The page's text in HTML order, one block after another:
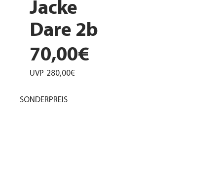
Jacke
Dare 2b
70,00€
UVP 280,00€
SONDERPREIS